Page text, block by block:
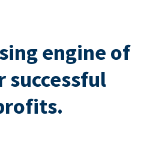
engine of
successful